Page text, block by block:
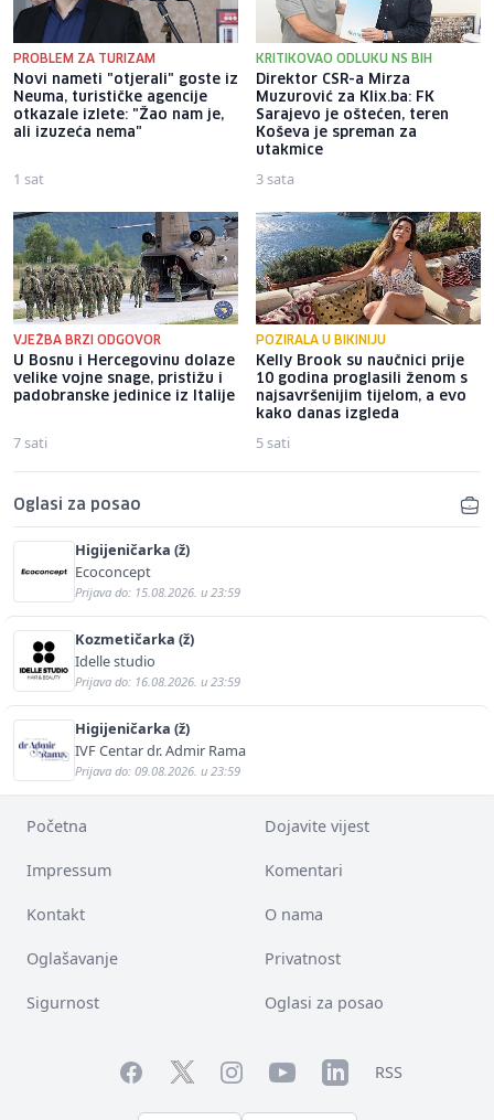
PROBLEM ZA TURIZAM
Novi nameti "otjerali" goste iz
Neuma, turističke agencije
otkazale izlete: "Žao nam je,
ali izuzeća nema"
1 sat
KRITIKOVAO ODLUKU NS BIH
Direktor CSR-a Mirza
Muzurović za Klix.ba: FK
Sarajevo je oštećen, teren
Koševa je spreman za
utakmice
3 sata
VJEŽBA BRZI ODGOVOR
U Bosnu i Hercegovinu dolaze
velike vojne snage, pristižu i
padobranske jedinice iz Italije
7 sati
POZIRALA U BIKINIJU
Kelly Brook su naučnici prije
10 godina proglasili ženom s
najsavršenijim tijelom, a evo
kako danas izgleda
5 sati
Oglasi za posao
Higijeničarka (ž)
Ecoconcept
Prijava do: 15.08.2026. u 23:59
Kozmetičarka (ž)
Idelle studio
Prijava do: 16.08.2026. u 23:59
Higijeničarka (ž)
IVF Centar dr. Admir Rama
Prijava do: 09.08.2026. u 23:59
Početna Dojavite vijest
Impressum Komentari
Kontakt O nama
Oglašavanje Privatnost
Sigurnost Oglasi za posao
FacebookTwitterInstagramYouTubeLinkedInRSS